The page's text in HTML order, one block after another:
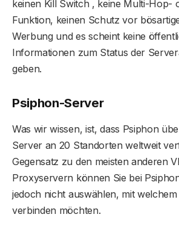
keinen Kill Switch , keine Multi-Hop-
Funktion, keinen Schutz vor
Werbung und es scheint keine
Informationen zum Status der
geben.
Psiphon-Server
Was wir wissen, ist, dass Psiphon
Server an 20 Standorten weltweit
Gegensatz zu den meisten anderen
Proxyservern können Sie bei
jedoch nicht auswählen, mit
verbinden möchten.